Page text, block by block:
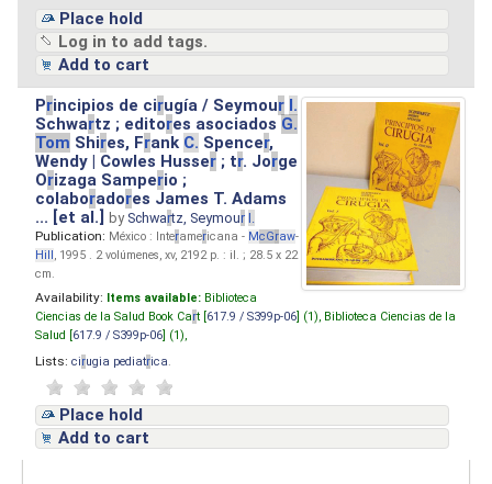
Place hold
Log in to add tags.
Add to cart
Principios de cirugía / Seymour I.
Schwartz ; editores asociados G.
Tom Shires, Frank C. Spencer,
Wendy | Cowles Husser ; tr. Jorge
Orizaga Samperio ;
colaboradores James T. Adams
... [et al.]by Schwartz, Seymour I.
Publication: México : Interamericana - McGraw-
Hill, 1995 . 2 volúmenes, xv, 2192 p. : il. ; 28.5 x 22
cm.
Availability: Items available: Biblioteca
Ciencias de la Salud Book Cart [ 617.9 / S399p-06 ] (1), Biblioteca Ciencias de la
Salud [ 617.9 / S399p-06 ] (1),
Lists: cirugia pediatrica
Place hold
Add to cart